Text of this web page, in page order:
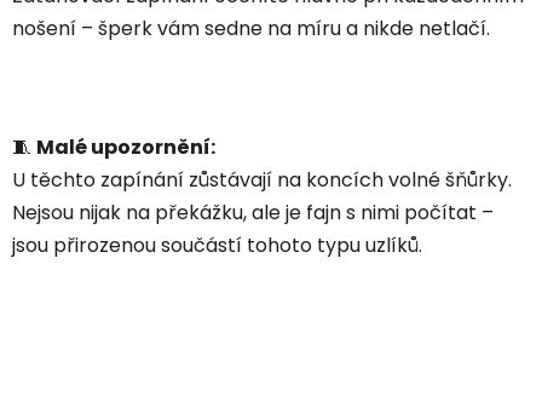
nošení – šperk vám sedne na míru a nikde netlačí.
🧵 Malé upozornění:
U těchto zapínání zůstávají na koncích volné šňůrky.
Nejsou nijak na překážku, ale je fajn s nimi počítat –
jsou přirozenou součástí tohoto typu uzlíků.